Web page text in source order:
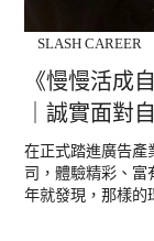
SLASH CAREER
《慢慢活成
｜誠實面對
在正式踏進廣告產
司，體驗精彩、富
年就發現，那樣